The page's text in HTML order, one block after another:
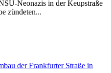
Neonazis in der Keupstraße
zündeten...
der Frankfurter Straße in